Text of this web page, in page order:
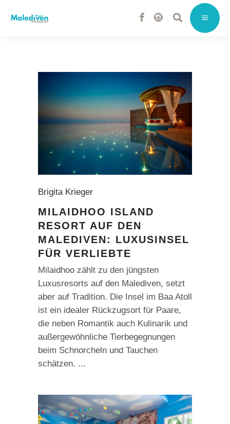
Brigita Krieger
MILAIDHOO ISLAND
RESORT AUF DEN
MALEDIVEN: LUXUSINSEL
FÜR VERLIEBTE
Milaidhoo zählt zu den jüngsten
Luxusresorts auf den Malediven, setzt
aber auf Tradition. Die Insel im Baa Atoll
ist ein idealer Rückzugsort für Paare,
die neben Romantik auch Kulinarik und
außergewöhnliche Tierbegegnungen
beim Schnorcheln und Tauchen
schätzen.